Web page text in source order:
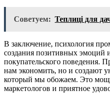
Советуем: Теплиці для
В заключение, психология
создания позитивных эмоций
покупательского поведения.
нам экономить, но и создают
который мы обожаем. Это
маркетологов и приятное